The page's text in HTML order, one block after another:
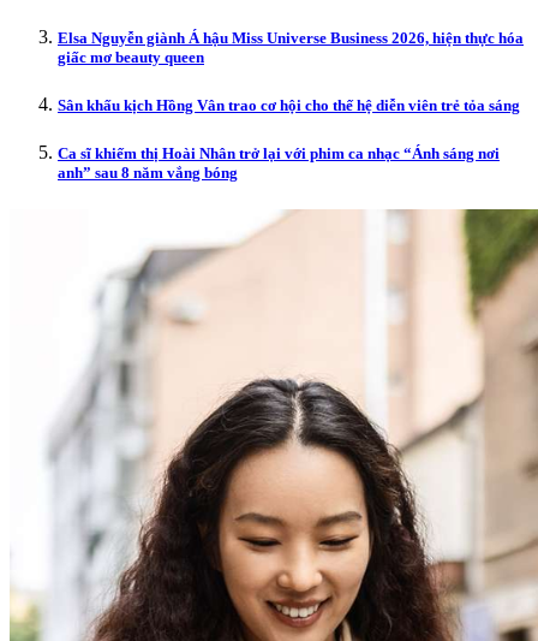
Elsa Nguyễn giành Á hậu Miss Universe Business 2026, hiện thực hóa
giấc mơ beauty queen
Sân khấu kịch Hồng Vân trao cơ hội cho thế hệ diễn viên trẻ tỏa sáng
Ca sĩ khiếm thị Hoài Nhân trở lại với phim ca nhạc “Ánh sáng nơi
anh” sau 8 năm vắng bóng